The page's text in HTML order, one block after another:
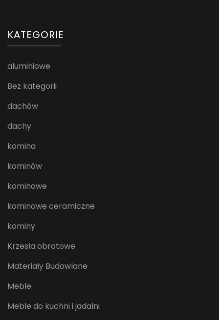
KATEGORIE
aluminiowe
Bez kategorii
dachów
dachy
komina
kominów
kominowe
kominowe ceramiczne
kominy
Krzesła obrotowe
Materiały Budowlane
Meble
Meble do kuchni i jadalni